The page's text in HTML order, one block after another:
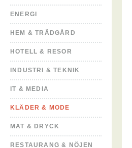
ENERGI
HEM & TRÄDGÅRD
HOTELL & RESOR
INDUSTRI & TEKNIK
IT & MEDIA
KLÄDER & MODE
MAT & DRYCK
RESTAURANG & NÖJEN